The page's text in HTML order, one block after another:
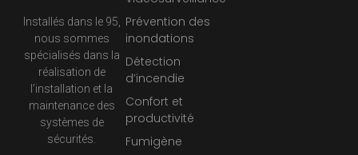
Installés dans le 95,
nous sommes
spécialisés dans la
réalisation de
l’installation et la
maintenance des
systèmes de
sécurités.
Prévention des
inondations
Détection
d’incendie
Confort et
productivité
Fumigène